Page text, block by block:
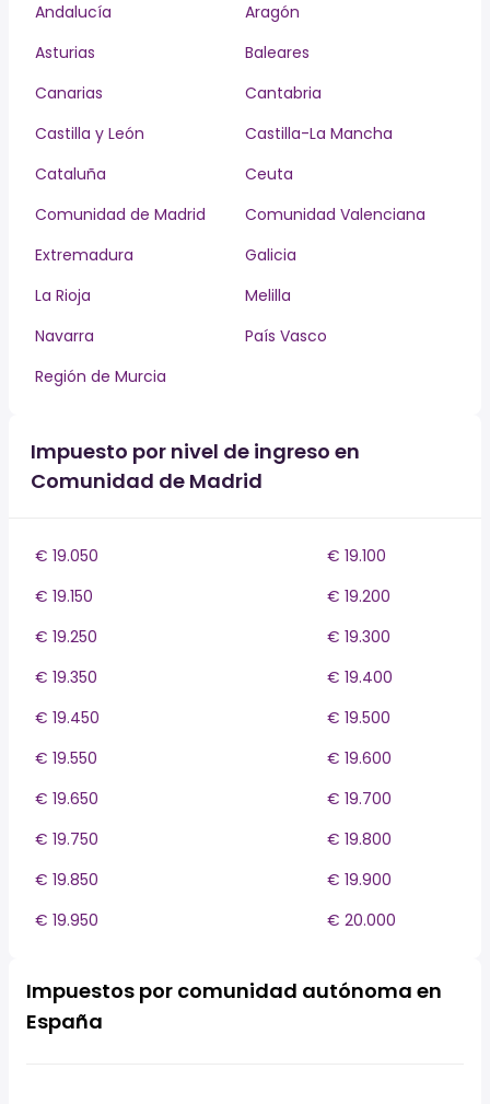
Andalucía
Aragón
Asturias
Baleares
Canarias
Cantabria
Castilla y León
Castilla-La Mancha
Cataluña
Ceuta
Comunidad de Madrid
Comunidad Valenciana
Extremadura
Galicia
La Rioja
Melilla
Navarra
País Vasco
Región de Murcia
Impuesto por nivel de ingreso en
Comunidad de Madrid
€ 19.050
€ 19.100
€ 19.150
€ 19.200
€ 19.250
€ 19.300
€ 19.350
€ 19.400
€ 19.450
€ 19.500
€ 19.550
€ 19.600
€ 19.650
€ 19.700
€ 19.750
€ 19.800
€ 19.850
€ 19.900
€ 19.950
€ 20.000
Impuestos por comunidad autónoma en
España